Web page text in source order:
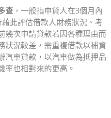
查 ，一般指申貸人在3個月內
此評估借款人財務狀況、考
幾次申請貸款若因各種理由而
狀況較差，需重複借款以補資
汽車貸款，以汽車做為抵押品
率也相對來的更高。